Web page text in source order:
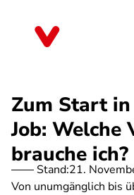
Zum Start
Job: Welche
brauche ich?
Stand:21.
Von unumgänglich bis